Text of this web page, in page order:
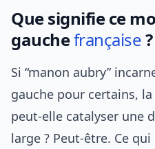
Que signifie ce
gauchefrançaise?
Si “manon aubry”
gauche pour certains,
peut-elle catalyser une
large ? Peut-être. Ce